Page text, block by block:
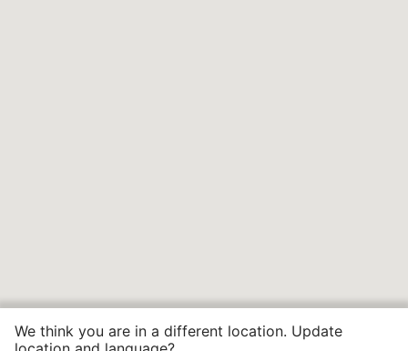
We think you are in a different location. Update